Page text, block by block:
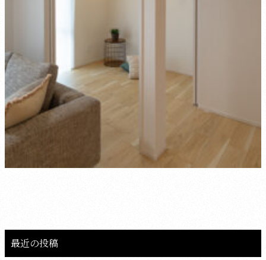
最近の投稿